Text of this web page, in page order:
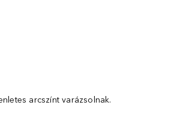
arcszínt varázsolnak.